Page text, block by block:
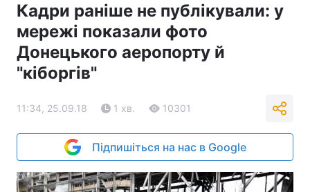
Кадри раніше не публікували: у
мережі показали фото
Донецького аеропорту й
"кіборгів"
11:34, 25.09.18 1 хв. 10301
Підпишіться на нас в Google